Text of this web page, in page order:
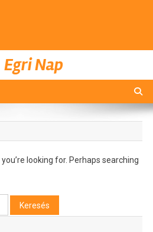
Egri Nap
looking for. Perhaps searching